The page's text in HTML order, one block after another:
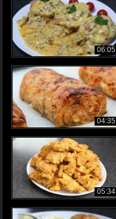
06:05
04:35
05:34